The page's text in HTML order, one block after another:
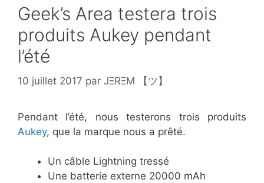
Geek’s Area testera trois
produits Aukey pendant
l’été
10 juillet 2017 par JΞRΞM 【ツ】
Pendant l’été, nous testerons trois produits
Aukey, que la marque nous a prêté.
Un câble Lightning tressé
Une batterie externe 20000 mAh